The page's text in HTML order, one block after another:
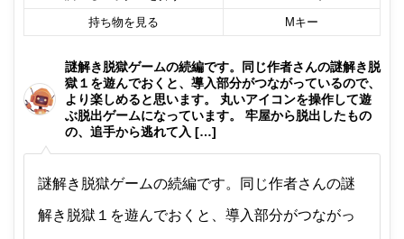
持ち物を見る
Mキー
謎解き脱獄ゲームの続編です。同じ作者さんの謎解き脱
獄１を遊んでおくと、導入部分がつながっているので、
より楽しめると思います。 丸いアイコンを操作して遊
ぶ脱出ゲームになっています。 牢屋から脱出したもの
の、追手から逃れて入 […]
謎解き脱獄ゲームの続編です。同じ作者さんの謎
解き脱獄１を遊んでおくと、導入部分がつながっ